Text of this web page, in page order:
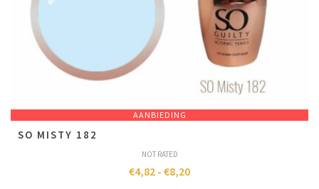
AANBIEDING
SO MISTY 182
NOT RATED
€4,82 - €8,20